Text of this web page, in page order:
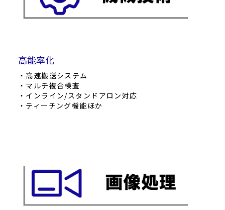
高能率化
・高速搬送システム
・マルチ複合検査
・インライン/スタンドアロン対応
・ティーチング機能ほか